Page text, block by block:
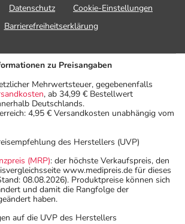
Datenschutz
Cookie-Einstellungen
Barrierefreiheitserklärung
zu Preisangaben
Mehrwertsteuer, gegebenenfalls
, ab 34,99 € Bestellwert
Deutschlands.
4,95 € Versandkosten unabhängig vom
des Herstellers (UVP)
(MRP): der höchste Verkaufspreis, den
www.medipreis.de für dieses
08.08.2026). Produktpreise können sich
und damit die Rangfolge der
haben.
auf die UVP des Herstellers